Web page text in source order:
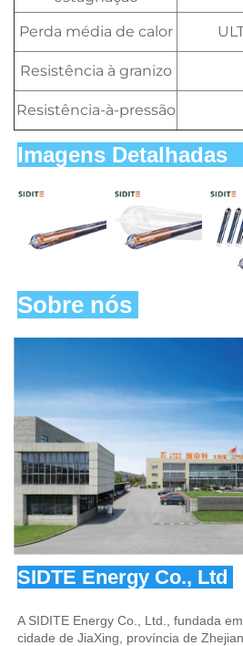
Perda média de calor
Resistência à granizo
Resistência-à-pressão
Imagens Detalhadas
Sobre nós
SIDTE Energy Co., Ltd
A SIDITE Energy Co., Ltd., fundada
cidade de JiaXing, província de